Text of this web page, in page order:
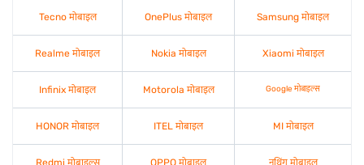
Tecno मोबाइल OnePlus मोबाइल Samsung मोबाइल
Realme मोबाइल Nokia मोबाइल Xiaomi मोबाइल
Infinix मोबाइल Motorola मोबाइल Google मोबाइल्स
HONOR मोबाइल ITEL मोबाइल MI मोबाइल
Redmi मोबाइल्स OPPO मोबाइल नथिंग मोबाइल